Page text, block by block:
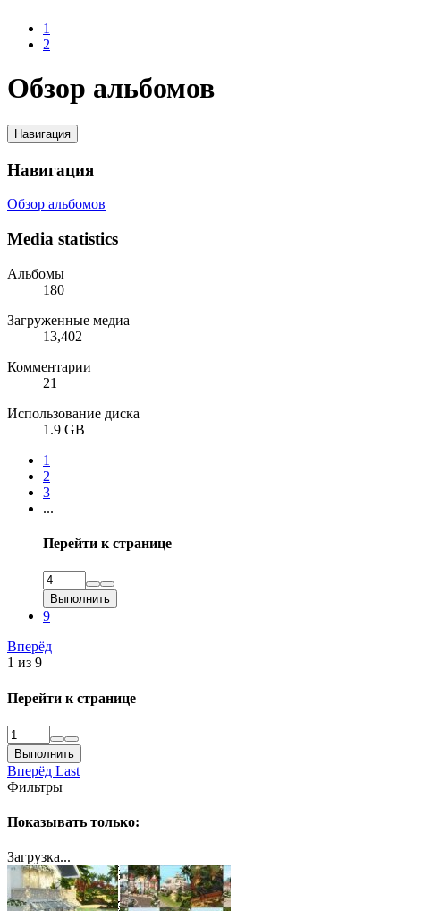
1
2
Обзор альбомов
Навигация
Навигация
Обзор альбомов
Media statistics
Альбомы
180
Загруженные медиа
13,402
Комментарии
21
Использование диска
1.9 GB
1
2
3
...
Перейти к странице
Выполнить
9
Вперёд
1 из 9
Перейти к странице
Выполнить
Вперёд Last
Фильтры
Показывать только:
Загрузка...